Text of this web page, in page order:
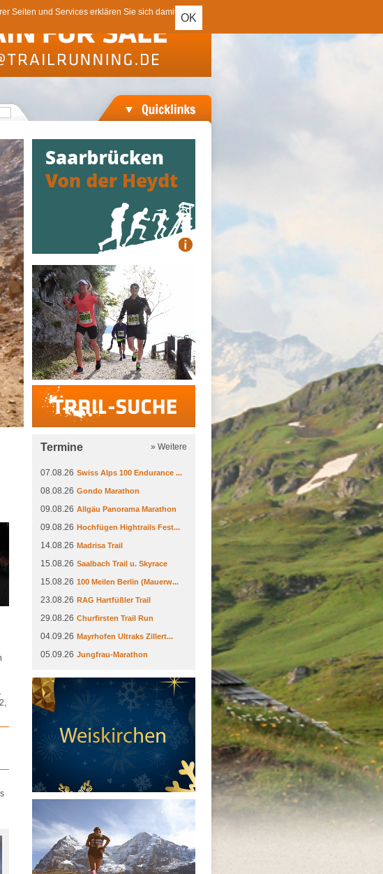
OK
Seiten und Services erklären Sie sich damit
Trail-Suche
Termine » Weitere
07.08.26 Swiss Alps 100 Endurance ...
08.08.26 Gondo Marathon
09.08.26 Allgäu Panorama Marathon
09.08.26 Hochfügen Hightrails Fest...
14.08.26 Madrisa Trail
15.08.26 Saalbach Trail u. Skyrace
15.08.26 100 Meilen Berlin (Mauerw...
23.08.26 RAG Hartfüßler Trail
29.08.26 Churfirsten Trail Run
04.09.26 Mayrhofen Ultraks Zillert...
05.09.26 Jungfrau-Marathon